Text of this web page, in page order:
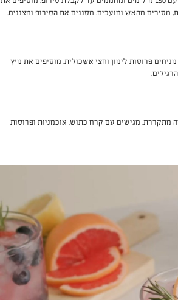
מהאש ומועכים. מסננים את הסירופ ומצננים.
פרוסות לימון וחצי אשכולית. מוסיפים את מיץ
מתקררת. מגישים עם קרח כתוש, אוכמניות ופרוסות